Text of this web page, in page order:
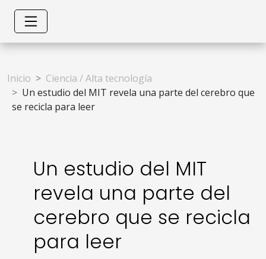
Inicio
Ciencia / Alta tecnología
Un estudio del MIT revela una parte del cerebro que
se recicla para leer
Un estudio del MIT
revela una parte del
cerebro que se recicla
para leer